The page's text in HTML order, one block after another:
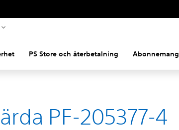
PS Store och återbetalning Abonnemang
PF-205377-4